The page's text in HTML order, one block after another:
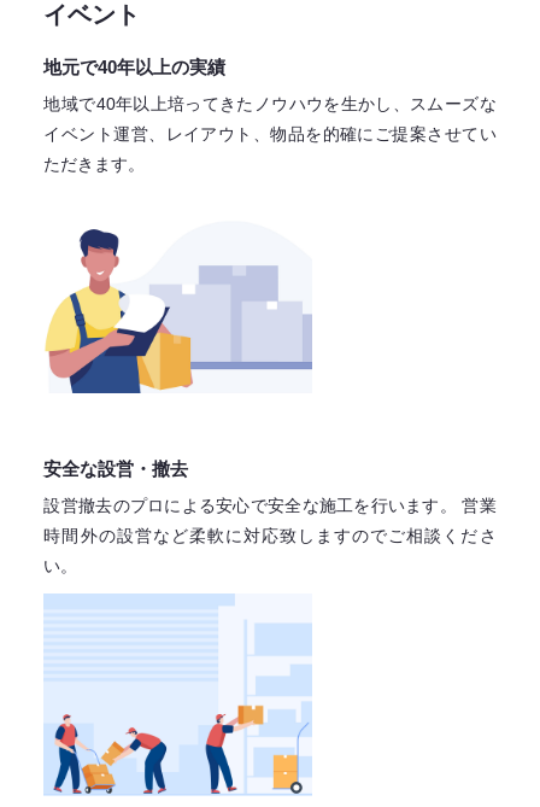
イベント
地元で40年以上の実績
地域で40年以上培ってきたノウハウを生かし、スムーズな
イベント運営、レイアウト、物品を的確にご提案させてい
ただきます。
安全な設営・撤去
設営撤去のプロによる安心で安全な施工を行います。
営業
時間外の設営など柔軟に対応致しますのでご相談くださ
い。